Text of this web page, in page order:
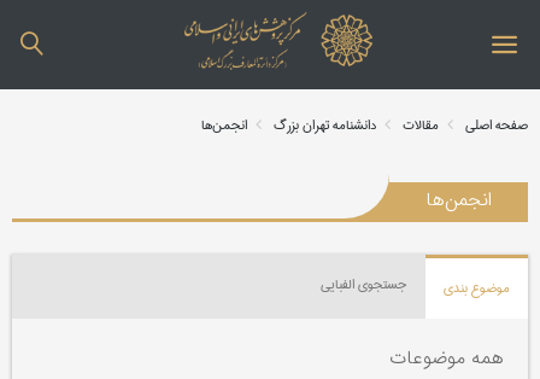
صفحه اصلی مقالات دانشنامه تهران بزرگ انجمن‌ها
انجمن‌ها
موضوع بندی جستجوی الفبایی
همه موضوعات